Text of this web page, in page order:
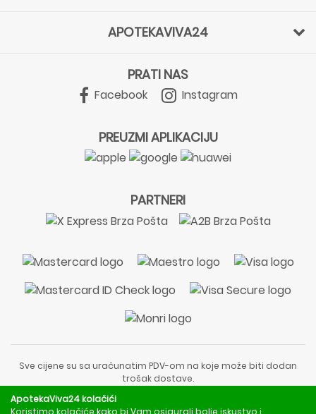
APOTEKAVIVA24
PRATI NAS
Facebook Instagram
PREUZMI APLIKACIJU
PARTNERI
Sve cijene su sa uračunatim PDV-om na koje može biti dodan
trošak dostave.
liječnički pregled ili savjet farmaceuta.
ApotekaViva24 kolačići
Koristimo kolačiće kako bi Vam osigurali bolje iskustvo i